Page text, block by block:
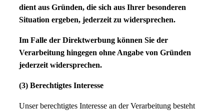
dient aus Gründen, die sich aus Ihrer besonderen
Situation ergeben, jederzeit zu widersprechen.
Im Falle der Direktwerbung können Sie der
Verarbeitung hingegen ohne Angabe von Gründen
jederzeit widersprechen.
(3) Berechtigtes Interesse
Unser berechtigtes Interesse an der Verarbeitung besteht